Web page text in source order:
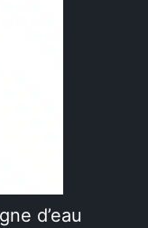
d’eau